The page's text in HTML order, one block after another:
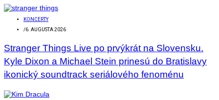
KONCERTY
/6. AUGUSTA 2026
Stranger Things Live po prvýkrát na Slovensku.
Kyle Dixon a Michael Stein prinesú do Bratislavy
ikonický soundtrack seriálového fenoménu